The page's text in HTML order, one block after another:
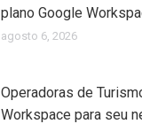
plano Google
agosto 6, 2026
Operadoras de
Workspace para seu